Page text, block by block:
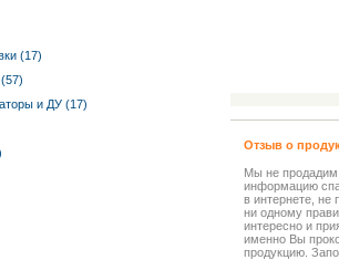
(17)
и ДУ (17)
Отзыв о
Мы не
информацию
в интернете, не
ни одному
интересно и
именно Вы
продукцию.